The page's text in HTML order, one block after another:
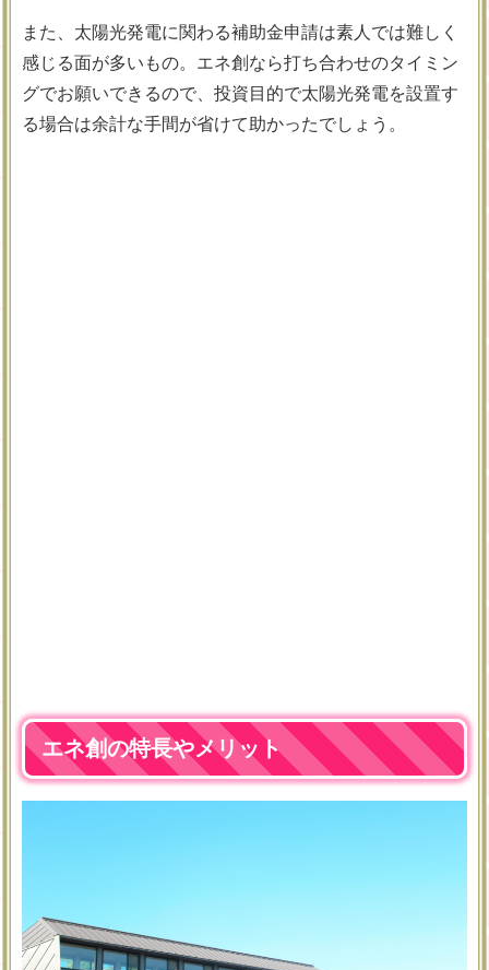
また、太陽光発電に関わる補助金申請は素人では難しく
感じる面が多いもの。エネ創なら打ち合わせのタイミン
グでお願いできるので、投資目的で太陽光発電を設置す
る場合は余計な手間が省けて助かったでしょう。
エネ創の特長やメリット